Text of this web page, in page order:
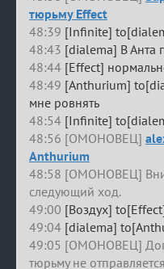
тюрьму Effect
48:39 [Infinite]
48:43 [dialema] В Анта
48:44 [Effect]
48:49 [Anthurium]
мне ровнять
48:54 [Infinite]
48:56 [ОМОНОВЕЦ]
Anthurium
48:58 [ОМОНОВЕЦ]
следующий ход.
49:00 [Воздух]
49:04 [dialema]
49:05 [ОМОНОВЕЦ]
тюрьму не